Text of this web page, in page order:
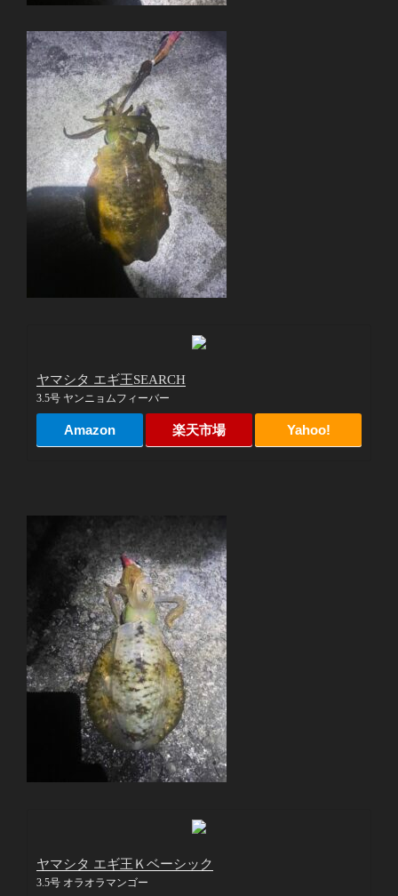
ヤマシタ エギ王SEARCH
3.5号 ヤンニョムフィーバー
Amazon 楽天市場 Yahoo!
ヤマシタ エギ王Ｋベーシック
3.5号 オラオラマンゴー